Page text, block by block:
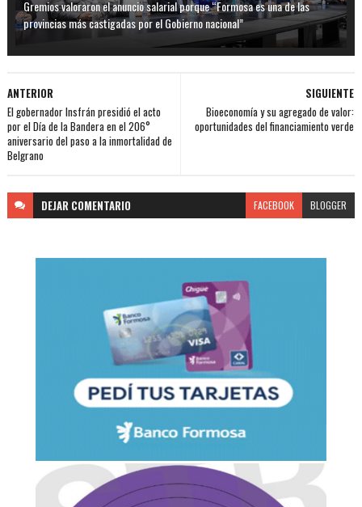
Gremios valoraron el anuncio salarial porque “Formosa es una de las
provincias más castigadas por el Gobierno nacional”
SIGUIENTE
Bioeconomía y su agregado de valor:
oportunidades del financiamiento verde
ANTERIOR
El gobernador Insfrán presidió el acto
por el Día de la Bandera en el 206°
aniversario del paso a la inmortalidad de
Belgrano
DEJAR COMENTARIO FACEBOOK BLOGGER